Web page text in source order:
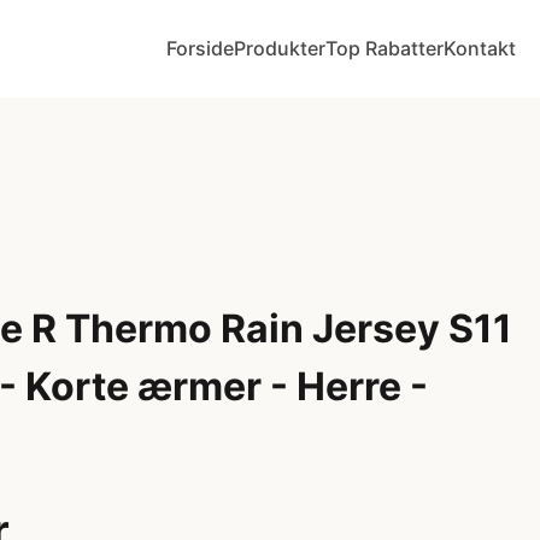
ForsideProdukterTop RabatterKontakt
R Thermo Rain Jersey S11
Korte ærmer - Herre -